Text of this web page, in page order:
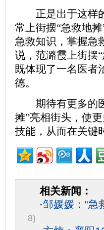
正是出于这样的
常上街摆“急救地
急救知识，掌握急
说，范潞霞上街摆
既体现了一名医者
德。
期待有更多的医
摊”亮相街头，使
技能，从而在关键
相关新闻：
·邹媛媛：“急
8)